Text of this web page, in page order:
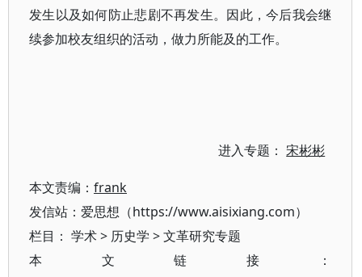
发生以及如何防止悲剧不再发生。因此，今后我会继
续参加校友组织的活动，做力所能及的工作。
进入专题：宋彬彬
本文责编： frank
发信站：爱思想（https://www.aisixiang.com）
栏目： 学术> 历史学 >文革研究专题
本文链接：